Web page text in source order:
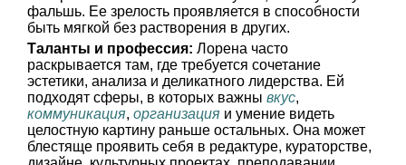
фальшь. Ее зрелость проявляется в способности
быть мягкой без растворения в других.
Таланты и профессия: Лорена часто
раскрывается там, где требуется сочетание
эстетики, анализа и деликатного лидерства. Ей
подходят сферы, в которых важны вкус,
коммуникация, организация и умение видеть
целостную картину раньше остальных. Она может
блестяще проявить себя в редактуре, кураторстве,